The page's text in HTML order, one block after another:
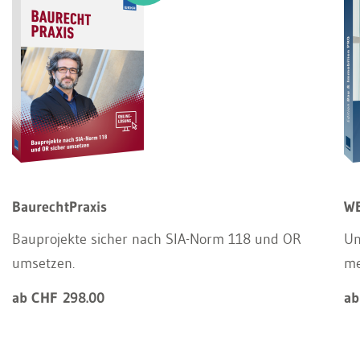
BaurechtPraxis
Bauprojekte sicher nach SIA-Norm 118 und OR
umsetzen.
ab CHF 298.00